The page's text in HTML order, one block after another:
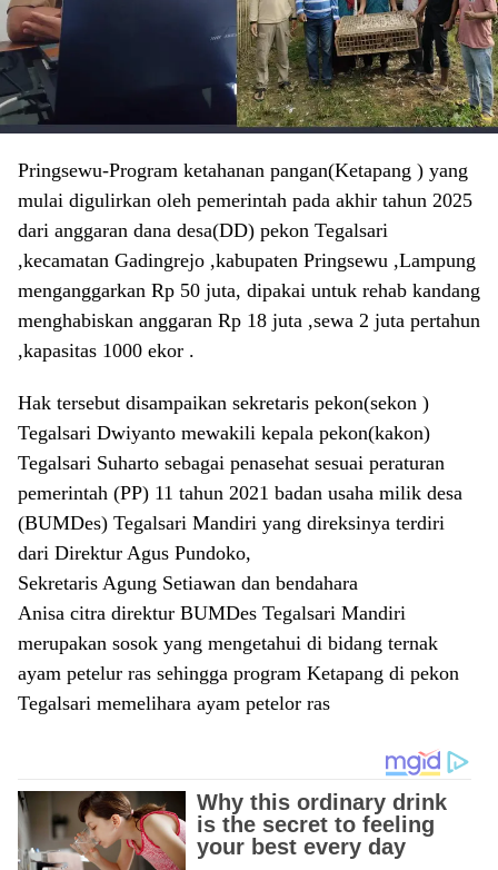
Pringsewu-Program ketahanan pangan(Ketapang ) yang
mulai digulirkan oleh pemerintah pada akhir tahun 2025
dari anggaran dana desa(DD) pekon Tegalsari
,kecamatan Gadingrejo ,kabupaten Pringsewu ,Lampung
menganggarkan Rp 50 juta, dipakai untuk rehab kandang
menghabiskan anggaran Rp 18 juta ,sewa 2 juta pertahun
,kapasitas 1000 ekor .
Hak tersebut disampaikan sekretaris pekon(sekon )
Tegalsari Dwiyanto mewakili kepala pekon(kakon)
Tegalsari Suharto sebagai penasehat sesuai peraturan
pemerintah (PP) 11 tahun 2021 badan usaha milik desa
(BUMDes) Tegalsari Mandiri yang direksinya terdiri
dari Direktur Agus Pundoko,
Sekretaris Agung Setiawan dan bendahara
Anisa citra direktur BUMDes Tegalsari Mandiri
merupakan sosok yang mengetahui di bidang ternak
ayam petelur ras sehingga program Ketapang di pekon
Tegalsari memelihara ayam petelor ras